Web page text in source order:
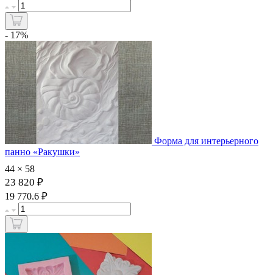
- 17%
Форма для интерьерного
панно «Ракушки»
44 × 58
23 820 ₽
19 770.6 ₽